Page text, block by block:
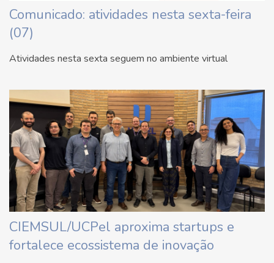
Comunicado: atividades nesta sexta-feira
(07)
Atividades nesta sexta seguem no ambiente virtual
CIEMSUL/UCPel aproxima startups e
fortalece ecossistema de inovação